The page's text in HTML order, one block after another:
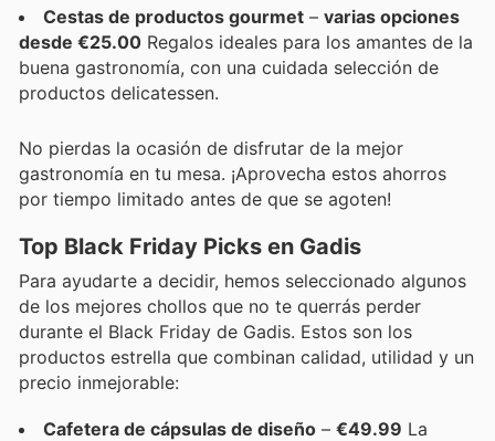
Cestas de productos gourmet – varias opciones
desde €25.00 Regalos ideales para los amantes de la
buena gastronomía, con una cuidada selección de
productos delicatessen.
No pierdas la ocasión de disfrutar de la mejor
gastronomía en tu mesa. ¡Aprovecha estos ahorros
por tiempo limitado antes de que se agoten!
Top Black Friday Picks en Gadis
Para ayudarte a decidir, hemos seleccionado algunos
de los mejores chollos que no te querrás perder
durante el Black Friday de Gadis. Estos son los
productos estrella que combinan calidad, utilidad y un
precio inmejorable:
Cafetera de cápsulas de diseño – €49.99 La